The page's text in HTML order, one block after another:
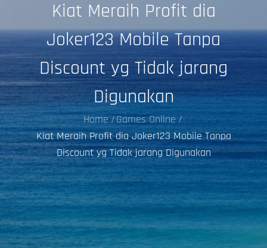
Kiat Meraih Profit dia
Joker123 Mobile Tanpa
Discount yg Tidak jarang
Digunakan
Home Games Online
Kiat Meraih Profit dia Joker123 Mobile Tanpa
Discount yg Tidak jarang Digunakan